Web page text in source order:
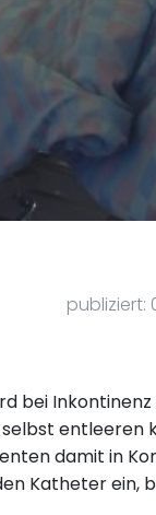
publiziert:
bei
entleeren
damit in
Katheter ein,